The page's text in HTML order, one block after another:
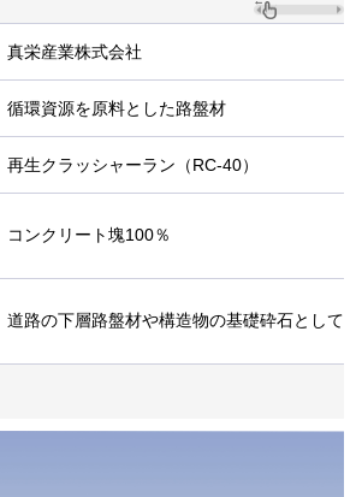
真栄産業株式会社
循環資源を原料とした路盤材
再生クラッシャーラン（RC-40）
コンクリート塊100％
道路の下層路盤材や構造物の基礎砕石として